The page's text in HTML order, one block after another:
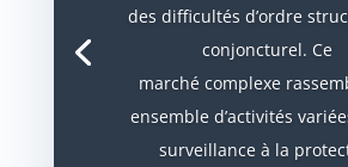
des difficultés d’ordre
conjoncturel. Ce
marché complexe
ensemble d’activités
surveillance à la